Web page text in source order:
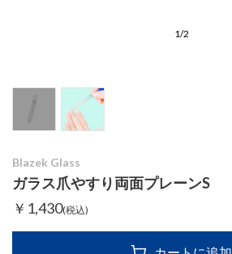
1/2
Blazek Glass
ガラス爪やすり両面プレーンS
￥1,430(税込)